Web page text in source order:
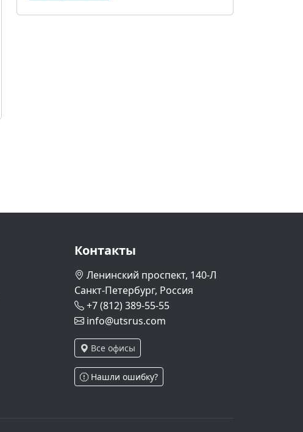
Контакты
Ленинский проспект, 140-Л
Санкт-Петербург, Россия
+7 (812) 389-55-55
info@utsrus.com
Все офисы
Нашли ошибку?